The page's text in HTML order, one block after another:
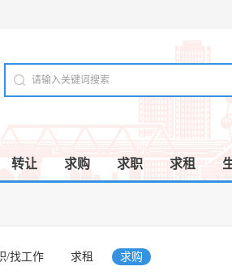
转让 求购 求职 求租
/找工作 求租 求购